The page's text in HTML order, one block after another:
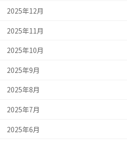
2025年12月
2025年11月
2025年10月
2025年9月
2025年8月
2025年7月
2025年6月